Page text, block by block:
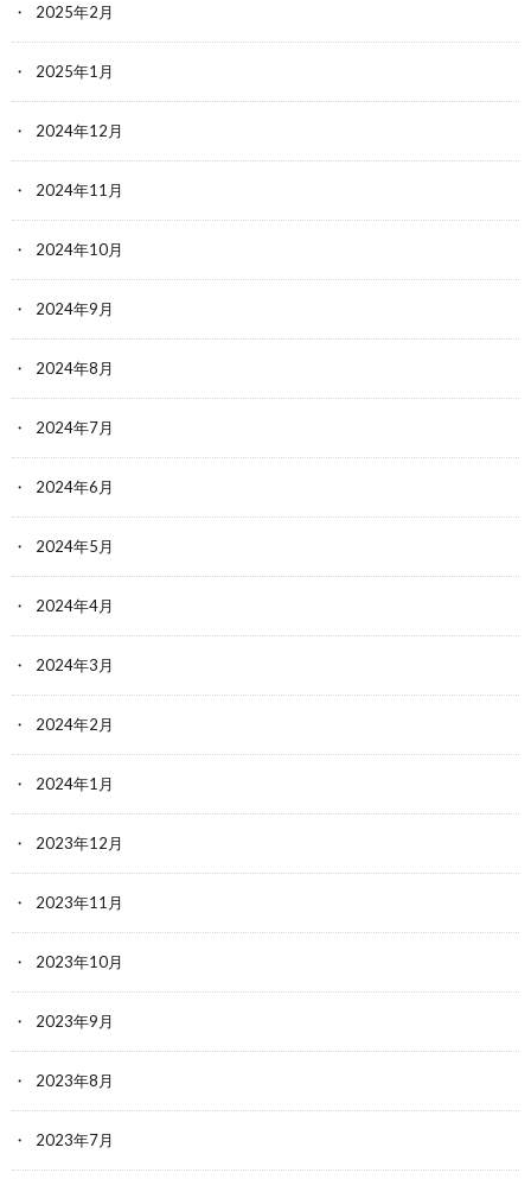
2025年2月
2025年1月
2024年12月
2024年11月
2024年10月
2024年9月
2024年8月
2024年7月
2024年6月
2024年5月
2024年4月
2024年3月
2024年2月
2024年1月
2023年12月
2023年11月
2023年10月
2023年9月
2023年8月
2023年7月